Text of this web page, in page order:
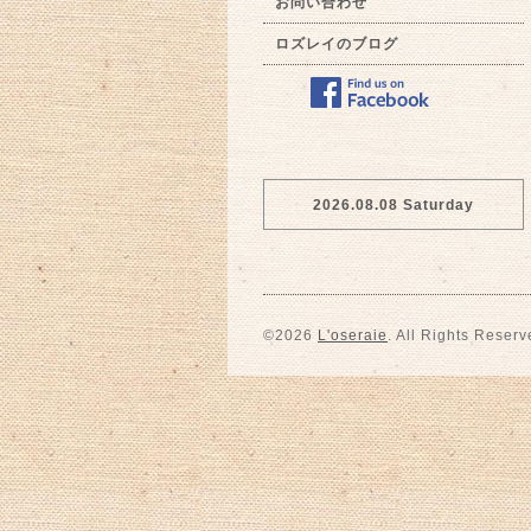
ロズレイのブログ
2026.08.08 Saturday
©2026 L'oseraie . All Rights